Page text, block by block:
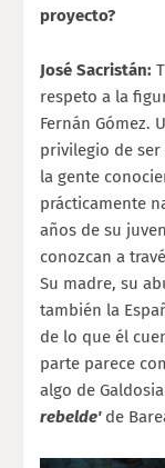
proyecto?
José Sacristán:
respeto a la
Fernán Gómez.
privilegio de
la gente
prácticamente
años de su
conozcan a
Su madre, su
también la
de lo que él
parte parece
algo de
rebelde'de